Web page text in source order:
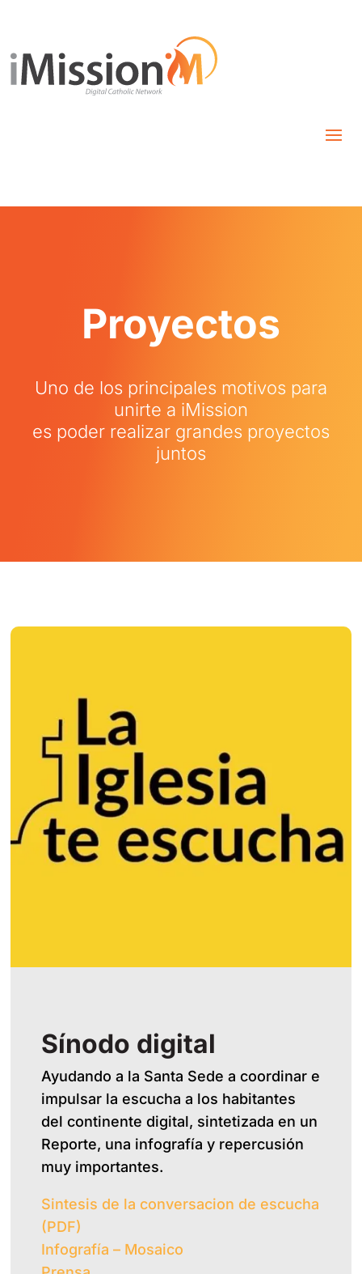
Proyectos
Uno de los principales motivos para
unirte a iMission
es poder realizar grandes proyectos
juntos
Sínodo digital
Ayudando a la Santa Sede a coordinar e
impulsar la escucha a los habitantes
del continente digital, sintetizada en un
Reporte, una infografía y repercusión
muy importantes.
Sintesis de la conversacion de escucha
(PDF)
Infografía – Mosaico